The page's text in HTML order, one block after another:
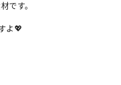
です。
よ💖